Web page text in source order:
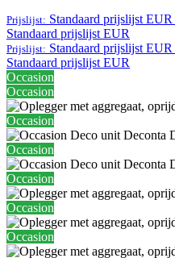
Prijslijst: Standaard prijslijst EUR
Standaard prijslijst EUR
Prijslijst: Standaard prijslijst EUR
Standaard prijslijst EUR
Occasion
Occasion
Occasion
Occasion
Occasion
Occasion
Occasion